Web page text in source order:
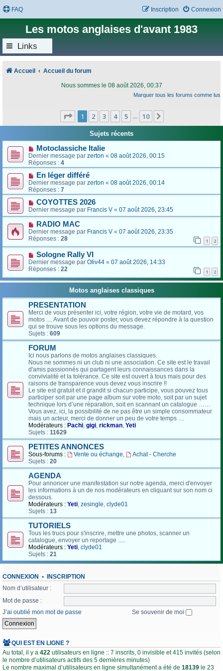
FAQ Connexion
Inscription
Les motos anglaises d'avant 1983
Links
Accueil Accueil du forum
Nous sommes le 08 août 2026, 00:37
Marquer tous les forums comme lus
Page 1sur
1 2 3 4 5 10
Sujets récents
Motoclassiche Italie
Dernier message par zerton « 08 août 2026, 00:15
Réponses : 4
En léger différé
Dernier message par zerton « 08 août 2026, 00:14
Réponses : 7
COYOTTES 2026
Dernier message par Francis V « 07 août 2026, 23:45
RADIO MAC
Dernier message par Francis V « 07 août 2026, 23:35
Réponses : 28 1 2
Sologne Rally VI
Dernier message par Oliv44 « 07 août 2026, 14:33
Réponses : 22 1 2
Motos anglaises classiques
PRESENTATION
Merci de vous présenter ici, votre région, votre vie de motard, vos
motos .... Avant de pouvoir poster, vous devez répondre à la question
qui se trouve sous les options du message.
Sujets : 609
FORUM
Ici nous parlons de motos anglaises classiques.
Nous ne sommes ni un club ni une association. Ce site est le travail
d'amis passionnés qui partagent leurs connaissances dans la
convivialité et la tolérance. Ce site est ouvert à tous mais pour des
raisons de transparence vous devez vous inscrire !!
Le site est gratuit et il grandit si chacun participe, vous pouvez tous
participer soit par une page album sur votre moto, soit par un sujet
technique lors d’une réparation, soit en scannant un catalogue ……
Vous avez, ici, la possibilité de ne pas être un simple consommateur
mais un acteur, merci de donner un peu de votre temps …
Modérateurs : Pachi, gigi, rickman, Yeti
Sujets : 11629
PETITES ANNONCES
Sous-forums : Vente ou échange,
Achat - Cherche
Sujets : 20
AGENDA
Pour annoncer une manifestation sur notre agenda, merci d'envoyer
les informations à un de nos modérateurs en cliquant sur son nom ci
dessous.
Modérateurs : Yeti, zesingle, clyde01
Sujets : 13
TUTORIELS
Tous les trucs pour s'inscrire, mettre une photos, scanner un
catalogue, envoyer un reportage .....
Modérateurs : Yeti, clyde01
Sujets : 21
CONNEXION • INSCRIPTION
Nom d’utilisateur :
Mot de passe :
J’ai oublié mon mot de passe
Se souvenir de moi
QUI EST EN LIGNE ?
Au total, il y a 422 utilisateurs en ligne :: 7 inscrits, 0 invisible et 415 invités (selon
le nombre d’utilisateurs actifs des 5 dernières minutes)
Le nombre maximal d’utilisateurs en ligne simultanément a été de 18139 le 23